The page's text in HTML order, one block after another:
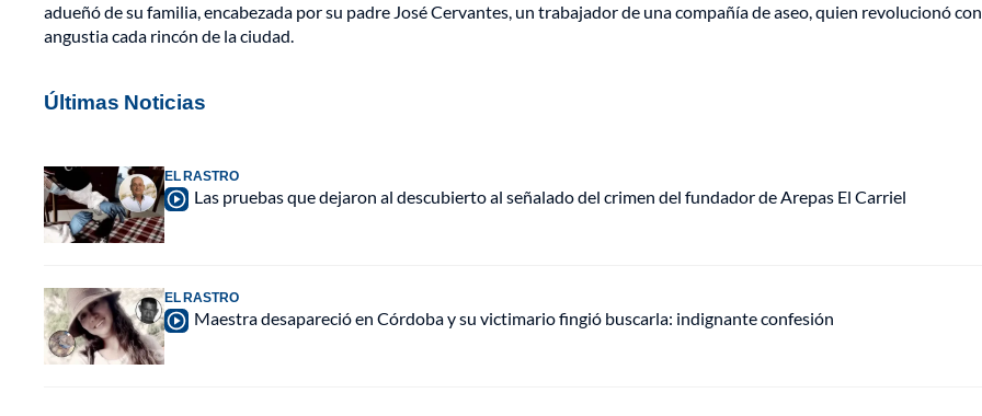
adueñó de su familia, encabezada por su padre José Cervantes, un trabajador de una compañía de aseo, quien revolucionó
angustia cada rincón de la ciudad.
Últimas Noticias
EL RASTRO
Las pruebas que dejaron al descubierto al señalado del crimen del fundador de Arepas El Carriel
EL RASTRO
Maestra desapareció en Córdoba y su victimario fingió buscarla: indignante confesión